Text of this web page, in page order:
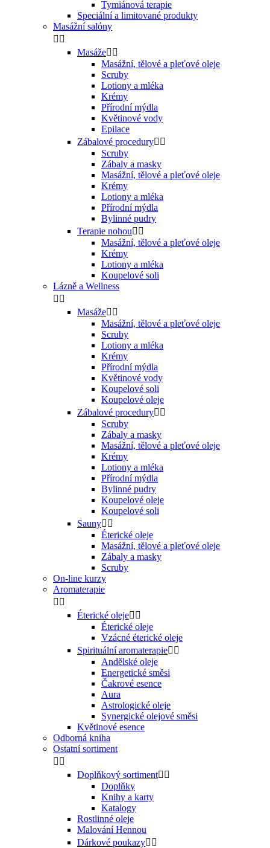
Tymiánová terapie
Speciální a limitované produkty
Masážní salóny
 
Masáže 
Masážní, tělové a pleťové oleje
Scruby
Lotiony a mléka
Krémy
Přírodní mýdla
Květinové vody
Epilace
Zábalové procedury 
Scruby
Zábaly a masky
Masážní, tělové a pleťové oleje
Krémy
Lotiony a mléka
Přírodní mýdla
Bylinné pudry
Terapie nohou 
Masážní, tělové a pleťové oleje
Krémy
Lotiony a mléka
Koupelové soli
Lázně a Wellness
 
Masáže 
Masážní, tělové a pleťové oleje
Scruby
Lotiony a mléka
Krémy
Přírodní mýdla
Květinové vody
Koupelové soli
Koupelové oleje
Zábalové procedury 
Scruby
Zábaly a masky
Masážní, tělové a pleťové oleje
Krémy
Lotiony a mléka
Přírodní mýdla
Bylinné pudry
Koupelové oleje
Koupelové soli
Sauny 
Éterické oleje
Masážní, tělové a pleťové oleje
Zábaly a masky
Scruby
On-line kurzy
Aromaterapie
 
Éterické oleje 
Éterické oleje
Vzácné éterické oleje
Spirituální aromaterapie 
Andělské oleje
Energetické směsi
Čakrové esence
Aura
Astrologické oleje
Synergické olejové směsi
Květinové esence
Odborná kniha
Ostatní sortiment
 
Doplňkový sortiment 
Doplňky
Knihy a karty
Katalogy
Rostlinné oleje
Malování Hennou
Dárkové poukazy 